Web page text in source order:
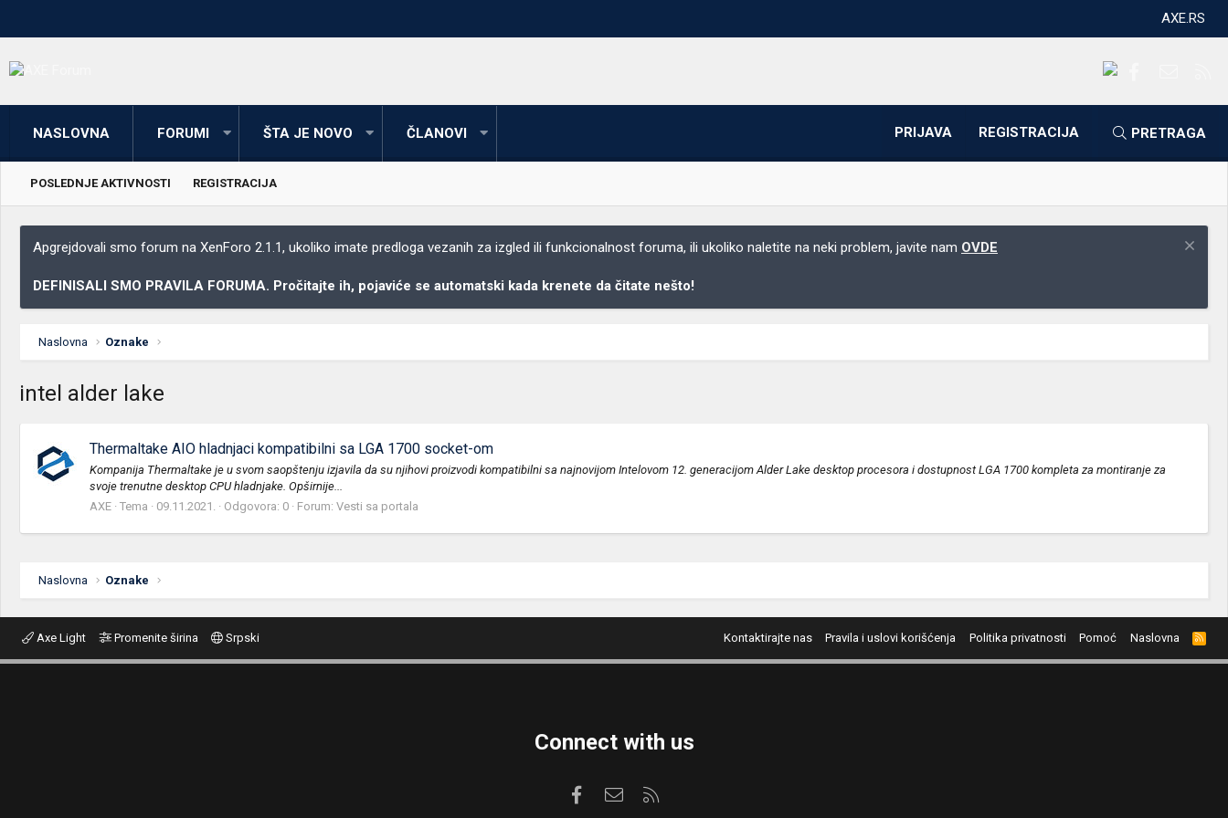
AXE.RS
NASLOVNA FORUMI ŠTA JE NOVO ČLANOVI PRIJAVA REGISTRACIJA PRETRAGA
POSLEDNJE AKTIVNOSTI REGISTRACIJA
Apgrejdovali smo forum na XenForo 2.1.1, ukoliko imate predloga vezanih za izgled ili funkcionalnost foruma, ili ukoliko naletite na neki problem, javite nam OVDE
DEFINISALI SMO PRAVILA FORUMA. Pročitajte ih, pojaviće se automatski kada krenete da čitate nešto!
Naslovna Oznake
intel alder lake
Thermaltake AIO hladnjaci kompatibilni sa LGA 1700 socket-om
Kompanija Thermaltake je u svom saopštenju izjavila da su njihovi proizvodi kompatibilni sa najnovijom Intelovom 12. generacijom Alder Lake desktop procesora i dostupnost LGA 1700 kompleta za montiranje za
svoje trenutne desktop CPU hladnjake. Opširnije...
AXE Tema 09.11.2021. Odgovora: 0 Forum: Vesti sa portala
Naslovna Oznake
Axe Light Promenite širina Srpski Kontaktirajte nas Pravila i uslovi korišćenja Politika privatnosti Pomoć Naslovna
R
S
S
Connect with us
FacebookKontaktirajte nas